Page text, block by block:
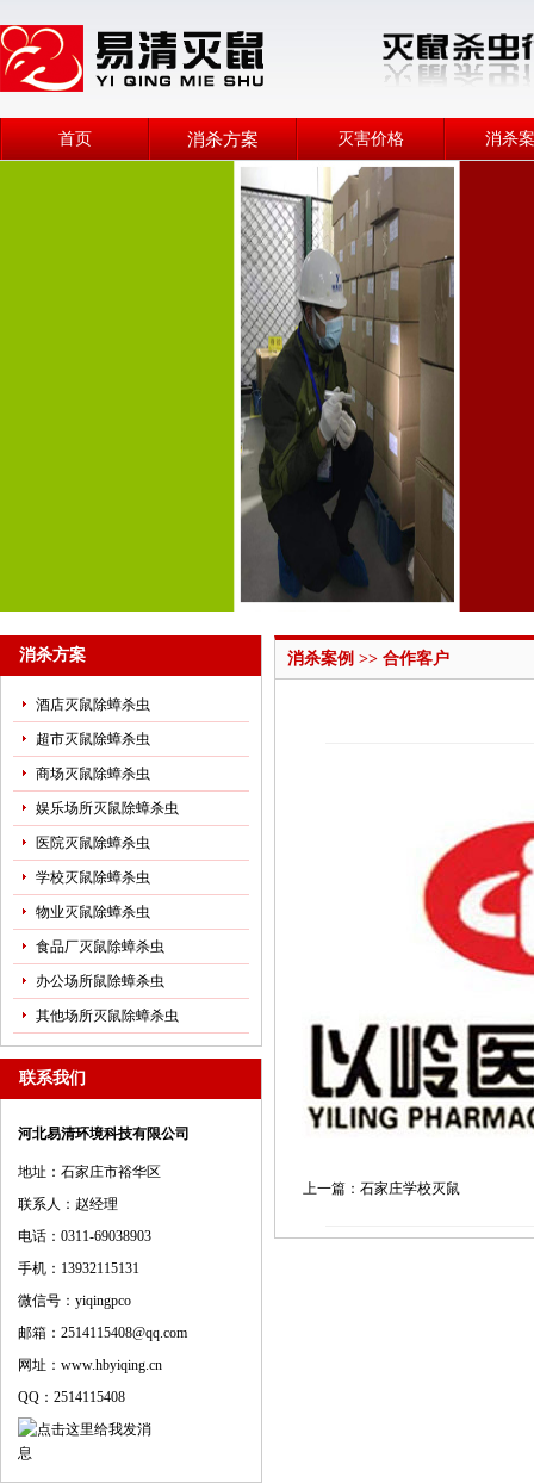
首页 消杀方案 灭害价格 消杀
消杀方案
酒店灭鼠除蟑杀虫
超市灭鼠除蟑杀虫
商场灭鼠除蟑杀虫
娱乐场所灭鼠除蟑杀虫
医院灭鼠除蟑杀虫
学校灭鼠除蟑杀虫
物业灭鼠除蟑杀虫
食品厂灭鼠除蟑杀虫
办公场所鼠除蟑杀虫
其他场所灭鼠除蟑杀虫
联系我们
河北易清环境科技有限公司
地址：石家庄市裕华区
联系人：赵经理
电话：0311-69038903
手机：13932115131
微信号：yiqingpco
邮箱：2514115408@qq.com
网址：www.hbyiqing.cn
QQ：2514115408
消杀案例 >> 合作客户
上一篇：石家庄学校灭鼠